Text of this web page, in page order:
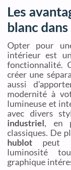
Les
blanc
Opter pour
intérieur est
fonctionnalité.
créer une
aussi
modernité à
lumineuse et
avec divers
industriel, en
classiques. De
hublot peut
luminosité
graphique